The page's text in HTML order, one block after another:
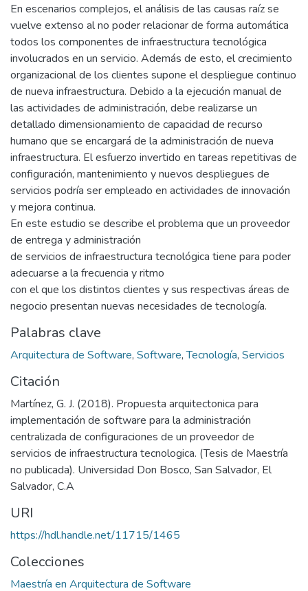
En escenarios complejos, el análisis de las causas raíz se
vuelve extenso al no poder relacionar de forma automática
todos los componentes de infraestructura tecnológica
involucrados en un servicio. Además de esto, el crecimiento
organizacional de los clientes supone el despliegue continuo
de nueva infraestructura. Debido a la ejecución manual de
las actividades de administración, debe realizarse un
detallado dimensionamiento de capacidad de recurso
humano que se encargará de la administración de nueva
infraestructura. El esfuerzo invertido en tareas repetitivas de
configuración, mantenimiento y nuevos despliegues de
servicios podría ser empleado en actividades de innovación
y mejora continua.
En este estudio se describe el problema que un proveedor
de entrega y administración
de servicios de infraestructura tecnológica tiene para poder
adecuarse a la frecuencia y ritmo
con el que los distintos clientes y sus respectivas áreas de
negocio presentan nuevas necesidades de tecnología.
Palabras clave
Arquitectura de Software, Software,Tecnología, Servicios
Citación
Martínez, G. J. (2018). Propuesta arquitectonica para
implementación de software para la administración
centralizada de configuraciones de un proveedor de
servicios de infraestructura tecnologica. (Tesis de Maestría
no publicada). Universidad Don Bosco, San Salvador, El
Salvador, C.A
URI
https://hdl.handle.net/11715/1465
Colecciones
Maestría en Arquitectura de Software